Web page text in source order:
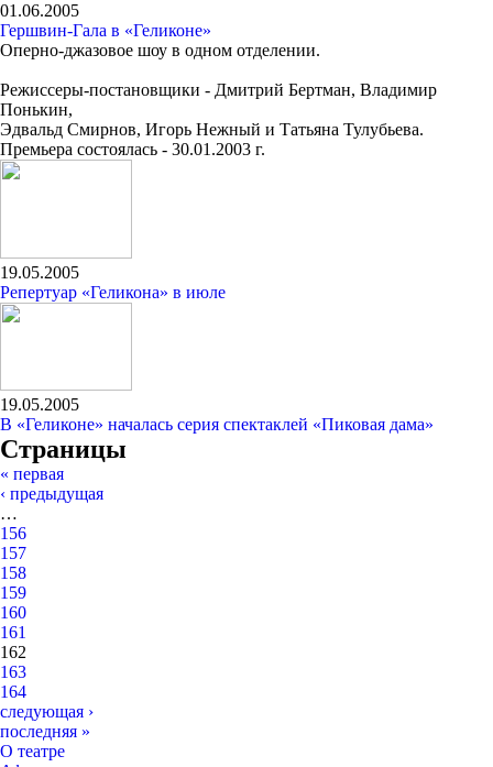
01.06.2005
Гершвин-Гала в «Геликоне»
Оперно-джазовое шоу в одном отделении.
Режиссеры-постановщики - Дмитрий Бертман, Владимир
Понькин,
Эдвальд Смирнов, Игорь Нежный и Татьяна Тулубьева.
Премьера состоялась - 30.01.2003 г.
19.05.2005
Репертуар «Геликона» в июле
19.05.2005
В «Геликоне» началась серия спектаклей «Пиковая дама»
Страницы
« первая
‹ предыдущая
…
156
157
158
159
160
161
162
163
164
следующая ›
последняя »
О театре